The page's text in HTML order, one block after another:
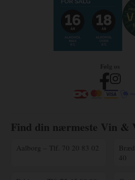
Følg os
Find din nærmeste Vin &
Aalborg – Tlf. 70 20 83 02
40